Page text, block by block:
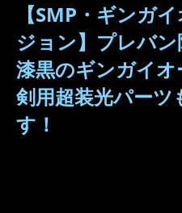
【SMP・ギンガ
ジョン】プレバン
漆黒のギンガイ
剣用超装光パーツ
す！